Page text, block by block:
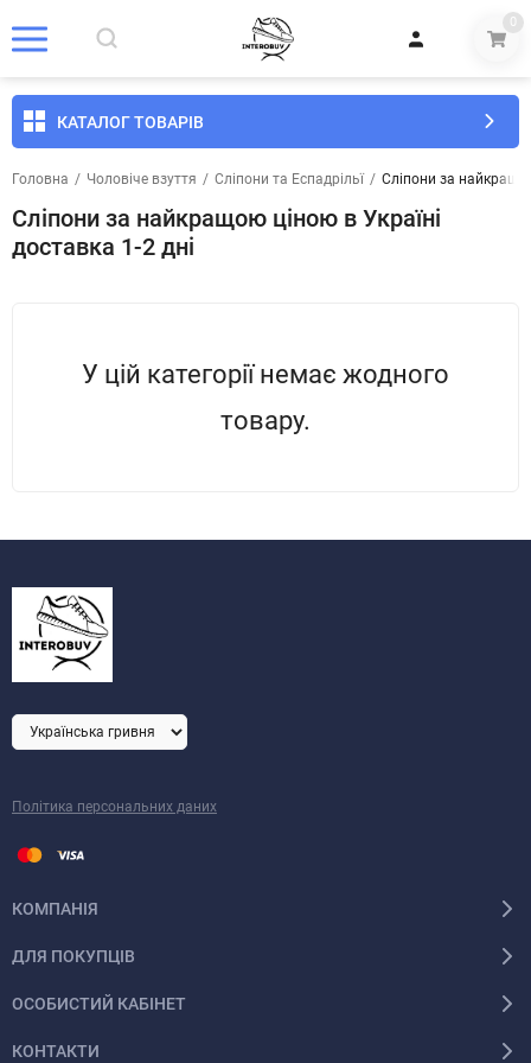
0
КАТАЛОГ ТОВАРІВ
Головна / Чоловіче взуття / Сліпони та Еспадрільї / Сліпони за
Сліпони за найкращою ціною в Україні
доставка 1-2 дні
У цій категорії немає жодного
товару.
Політика персональних даних
КОМПАНІЯ
ДЛЯ ПОКУПЦІВ
ОСОБИСТИЙ КАБІНЕТ
КОНТАКТИ